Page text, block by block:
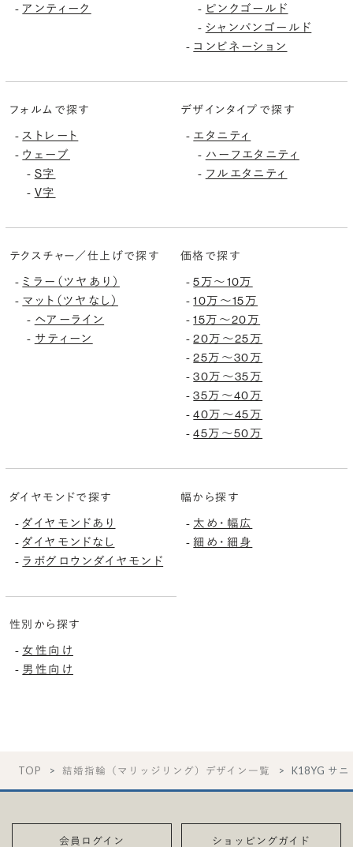
- アンティーク - ピンクゴールド
- シャンパンゴールド
- コンビネーション
フォルムで探す
-ストレート
- ウェーブ
- S字
- V字
デザインタイプで探す
- エタニティ
- ハーフエタニティ
- フルエタニティ
テクスチャー／仕上げで探す
- ミラー（ツヤあり）
- マット（ツヤなし）
- ヘアーライン
- サティーン
価格で探す
-5万〜10万
-10万〜15万
-15万〜20万
-20万〜25万
-25万〜30万
-30万〜35万
-35万〜40万
-40万〜45万
-45万〜50万
ダイヤモンドで探す
-ダイヤモンドあり
-ダイヤモンドなし
- ラボグロウンダイヤモンド
幅から探す
- 太め・幅広
-細め・細身
性別から探す
- 女性向け
- 男性向け
TOP 結婚指輪（マリッジリング）デザイン一覧 K18YG サ
会員ログイン ショッピングガイド